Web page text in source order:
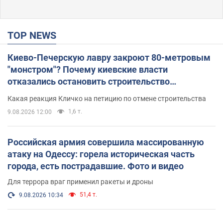
TOP NEWS
Киево-Печерскую лавру закроют 80-метровым
"монстром"? Почему киевские власти
отказались остановить строительство
Какая реакция Кличко на петицию по отмене строительства
9.08.2026 12:00 1,6 т.
Российская армия совершила массированную
атаку на Одессу: горела историческая часть
города, есть пострадавшие. Фото и видео
Для террора враг применил ракеты и дроны
9.08.2026 10:34 51,4 т.